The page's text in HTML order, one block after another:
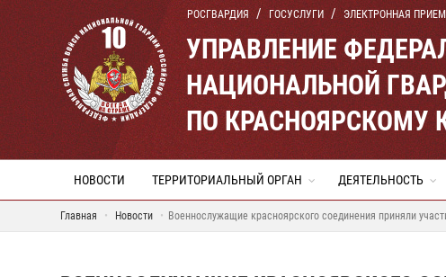
РОСГВАРДИЯ ГОСУСЛУГИ ЭЛЕКТРОННАЯ
УПРАВЛЕНИЕ
НАЦИОНАЛЬНОЙ
ПО КРАСНОЯРСКОМУ
НОВОСТИ ТЕРРИТОРИАЛЬНЫЙ ОРГАН ДЕЯТЕЛЬНОСТЬ
Главная Новости Военнослужащие красноярского соединения приняли